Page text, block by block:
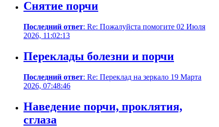
Снятие порчи
Последний ответ: Re: Пожалуйста помогите 02 Июля
2026, 11:02:13
Переклады болезни и порчи
Последний ответ: Re: Переклад на зеркало 19 Марта
2026, 07:48:46
Наведение порчи, проклятия,
сглаза